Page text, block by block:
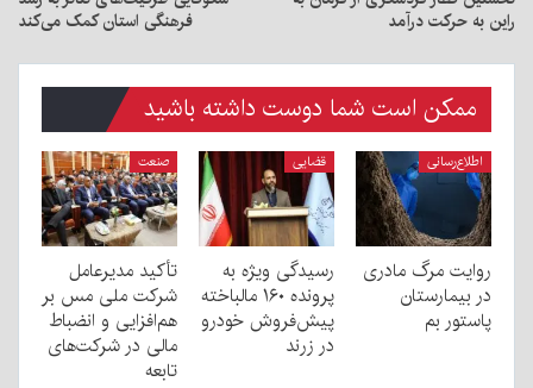
راین به حرکت درآمد فرهنگی استان کمک می‌کند
ممکن است شما دوست داشته باشید
اطلاع‌رسانی
روایت مرگ مادری
در بیمارستان
پاستور بم
قضایی
رسیدگی ویژه به
پرونده ۱۶۰ مالباخته
پیش‌فروش خودرو
در زرند
صنعت
تأکید مدیرعامل
شرکت ملی مس بر
هم‌افزایی و انضباط
مالی در شرکت‌های
تابعه